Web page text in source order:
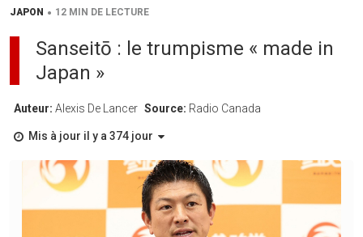
JAPON • 12 MIN DE LECTURE
Sanseitō : le trumpisme « made in
Japan »
Auteur: Alexis De Lancer Source: Radio Canada
Mis à jour il y a 374 jour